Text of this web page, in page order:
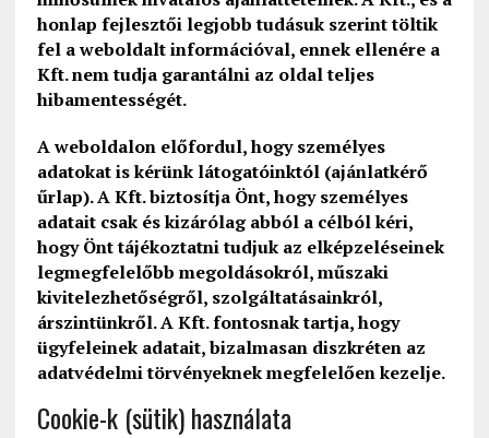
honlap fejlesztői legjobb tudásuk szerint töltik
fel a weboldalt információval, ennek ellenére a
Kft. nem tudja garantálni az oldal teljes
hibamentességét.
A weboldalon előfordul, hogy személyes
adatokat is kérünk látogatóinktól (ajánlatkérő
űrlap). A Kft. biztosítja Önt, hogy személyes
adatait csak és kizárólag abból a célból kéri,
hogy Önt tájékoztatni tudjuk az elképzeléseinek
legmegfelelőbb megoldásokról, műszaki
kivitelezhetőségről, szolgáltatásainkról,
árszintünkről. A Kft. fontosnak tartja, hogy
ügyfeleinek adatait, bizalmasan diszkréten az
adatvédelmi törvényeknek megfelelően kezelje.
Cookie-k (sütik) használata